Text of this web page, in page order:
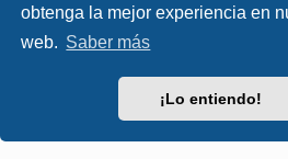
obtenga la mejor experiencia en
web. Saber más
¡Lo entiendo!
Desarrollado por
Style por